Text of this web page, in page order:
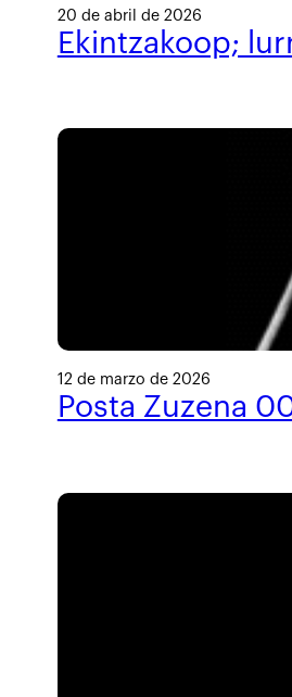
20 de abril de 2026
Ekintzakoop;
12 de marzo de 2026
Posta Zuzena